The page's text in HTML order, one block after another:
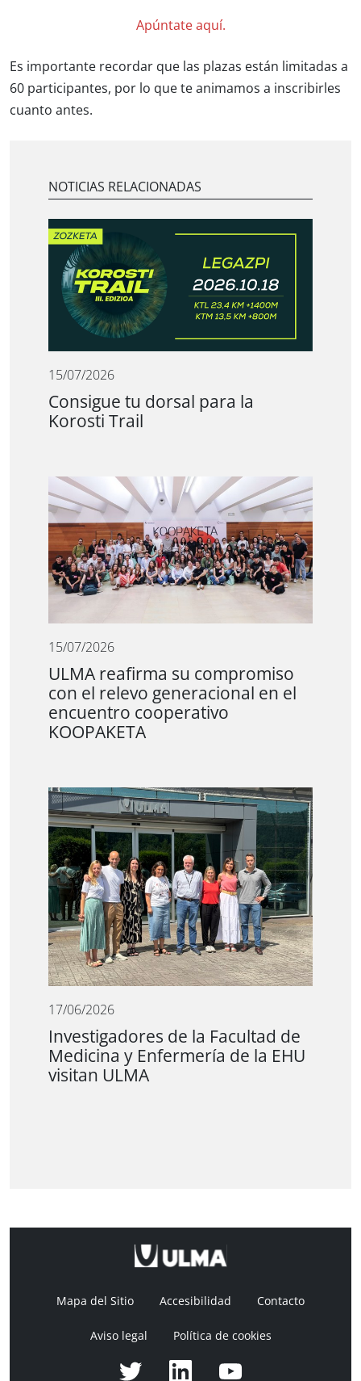
Apúntate aquí.
Es importante recordar que las plazas están limitadas a
60 participantes, por lo que te animamos a inscribirles
cuanto antes.
NOTICIAS RELACIONADAS
15/07/2026
Consigue tu dorsal para la
Korosti Trail
15/07/2026
ULMA reafirma su compromiso
con el relevo generacional en el
encuentro cooperativo
KOOPAKETA
17/06/2026
Investigadores de la Facultad de
Medicina y Enfermería de la EHU
visitan ULMA
Mapa del Sitio Accesibilidad Contacto
Aviso legal Política de cookies